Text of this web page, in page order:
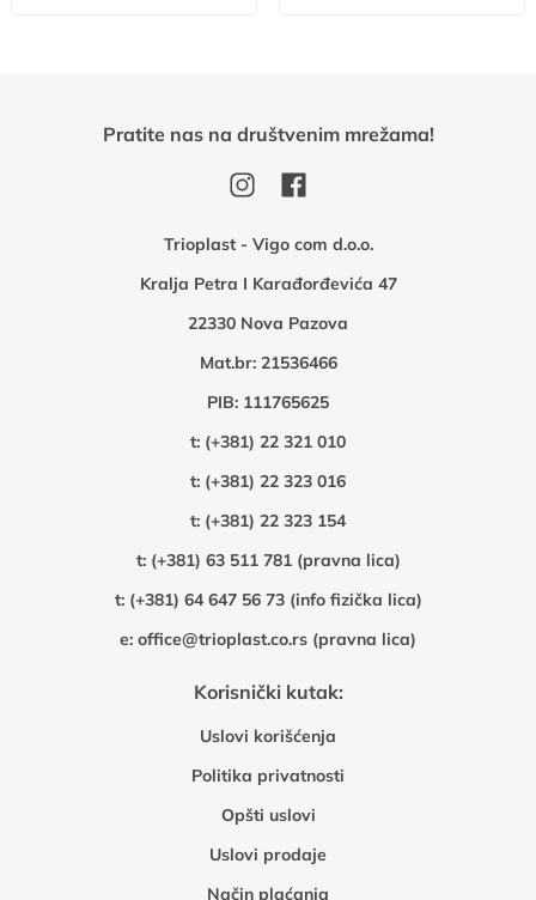
Trioplast - Vigo com d.o.o.
Kralja Petra I Karađorđevića 47
22330 Nova Pazova
Mat.br: 21536466
PIB: 111765625
t: (+381) 22 321 010
t: (+381) 22 323 016
t: (+381) 22 323 154
t: (+381) 63 511 781 (pravna lica)
t: (+381) 64 647 56 73 (info fizička lica)
e: office@trioplast.co.rs (pravna lica)
Korisnički kutak:
Uslovi korišćenja
Politika privatnosti
Opšti uslovi
Uslovi prodaje
Način plaćanja
Pratite nas na društvenim mrežama!